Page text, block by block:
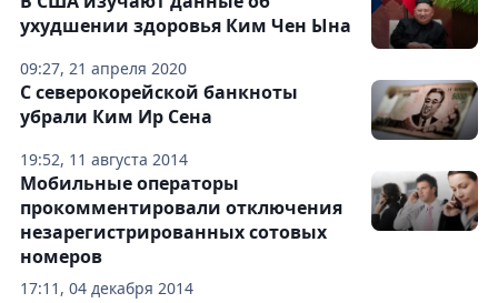
09:27, 21 апреля 2020
ухудшении здоровья Ким Чен Ына
19:52, 11 августа 2014
С северокорейской банкноты
убрали Ким Ир Сена
17:11, 04 декабря 2014
Мобильные операторы
прокомментировали отключения
незарегистрированных сотовых
номеров